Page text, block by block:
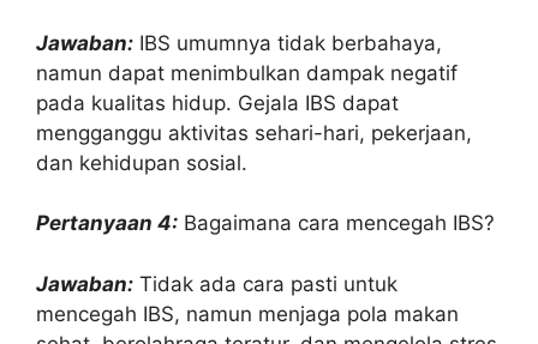
Jawaban: IBS umumnya tidak berbahaya,
namun dapat menimbulkan dampak negatif
pada kualitas hidup. Gejala IBS dapat
mengganggu aktivitas sehari-hari, pekerjaan,
dan kehidupan sosial.
Pertanyaan 4: Bagaimana cara mencegah IBS?
Jawaban: Tidak ada cara pasti untuk
mencegah IBS, namun menjaga pola makan